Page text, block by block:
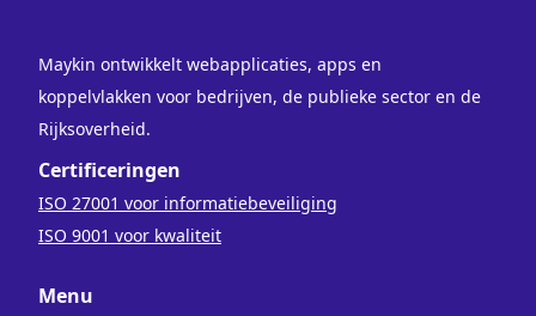
Maykin ontwikkelt webapplicaties, apps en
koppelvlakken voor bedrijven, de publieke sector en de
Rijksoverheid.
Certificeringen
ISO 27001 voor informatiebeveiliging
ISO 9001 voor kwaliteit
Menu